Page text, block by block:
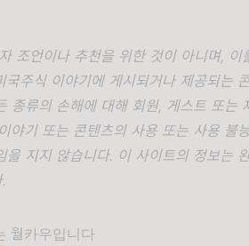
조언이나 추천을 위한 것이 아니며, 이
주식 이야기에 게시되거나 제공되는
종류의 손해에 대해 회원, 게스트 또는
야기 또는 콘텐츠의 사용 또는 사용 불
을 지지 않습니다. 이 사이트의 정보는
월카우입니다